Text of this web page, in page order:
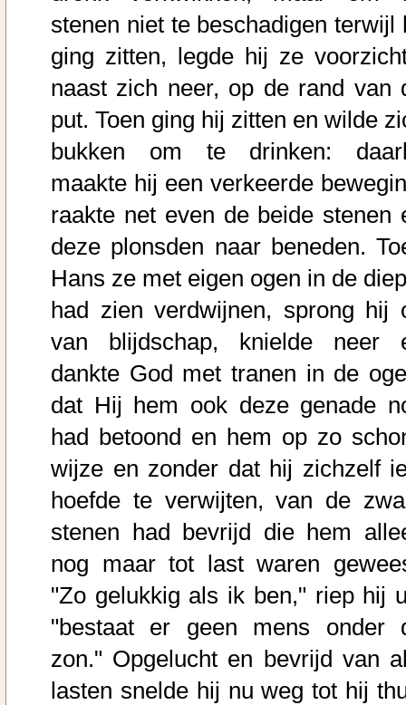
stenen niet te beschadigen terwijl
ging zitten, legde hij ze
naast zich neer, op de rand van
put. Toen ging hij zitten en wilde
bukken om te drinken:
maakte hij een verkeerde
raakte net even de beide stenen
deze plonsden naar beneden.
Hans ze met eigen ogen in de
had zien verdwijnen, sprong hij
van blijdschap, knielde neer
dankte God met tranen in de
dat Hij hem ook deze genade
had betoond en hem op zo
wijze en zonder dat hij zichzelf
hoefde te verwijten, van de
stenen had bevrijd die hem
nog maar tot last waren
"Zo gelukkig als ik ben," riep hij
"bestaat er geen mens onder
zon." Opgelucht en bevrijd van
lasten snelde hij nu weg tot hij